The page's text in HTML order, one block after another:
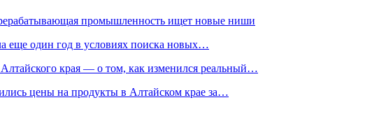
промышленность ищет новые ниши
еще один год в условиях поиска новых…
края — о том, как изменился реальный…
цены на продукты в Алтайском крае за…